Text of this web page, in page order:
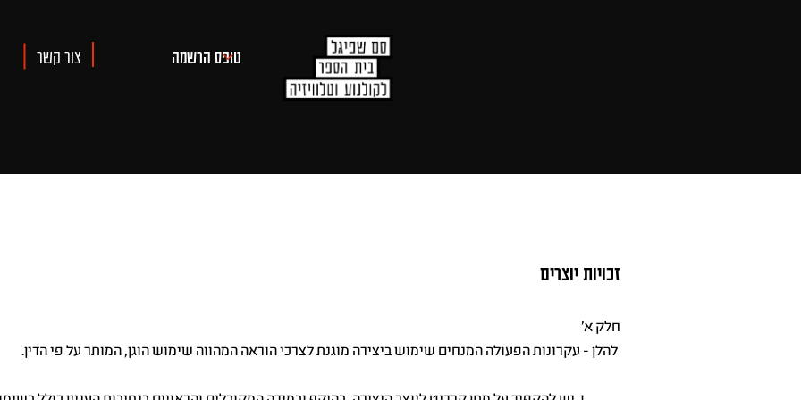
צור קשר
זכויות יוצרים
חלק א'
להלן - עקרונות הפעולה המנחים שימוש ביצירה מוגנת לצרכי הוראה המהווה שימוש הוגן, המותר על פי הדין.